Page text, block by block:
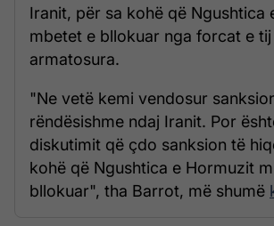
Iranit, për sa kohë që Ngushtica
mbetet e bllokuar nga forcat e
armatosura.
"Ne vetë kemi vendosur
rëndësishme ndaj Iranit. Por
diskutimit që çdo sanksion të
kohë që Ngushtica e Hormuzit
bllokuar", tha Barrot, më shumë